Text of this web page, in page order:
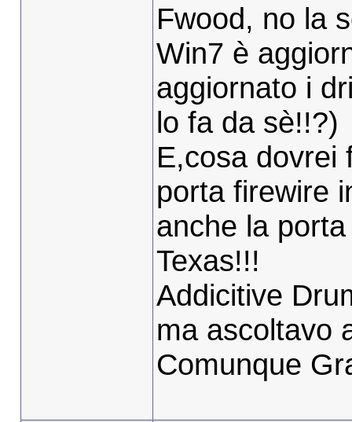
Fwood, no la
Win7 è
aggiornato i
lo fa da sè!!?)
E,cosa dovrei
porta firewire
anche la
Texas!!!
Addicitive
ma ascoltavo
Comunque